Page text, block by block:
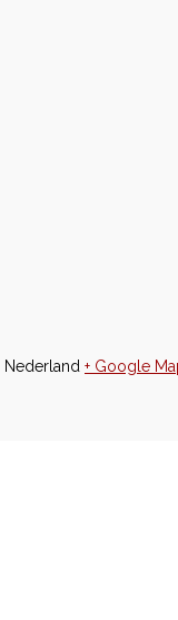
Nederland + Google